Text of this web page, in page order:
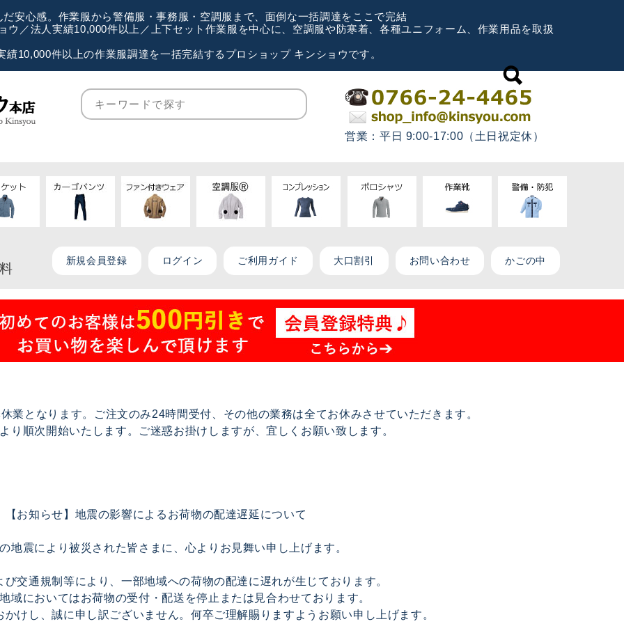
安心感。作業服から警備服・事務服・空調服まで、面倒な一括調達をここで完結
ウ／法人実績10,000件以上／上下セット作業服を中心に、空調服や防寒着、各種ユニフォーム、作業用品を取扱
績10,000件以上の作業服調達を一括完結するプロショップ キンショウです。
営業：平日 9:00-17:00（土日祝定休）
新規会員登録 ログイン ご利用ガイド 大口割引 お問い合わせ かごの中
業となります。ご注文のみ24時間受付、その他の業務は全てお休みさせていただきます。
り順次開始いたします。ご迷惑お掛けしますが、宜しくお願い致します。
【お知らせ】地震の影響によるお荷物の配達遅延について
地震により被災された皆さまに、心よりお見舞い申し上げます。
び交通規制等により、一部地域への荷物の配達に遅れが生じております。
域においてはお荷物の受付・配送を停止または見合わせております。
けし、誠に申し訳ございません。何卒ご理解賜りますようお願い申し上げます。